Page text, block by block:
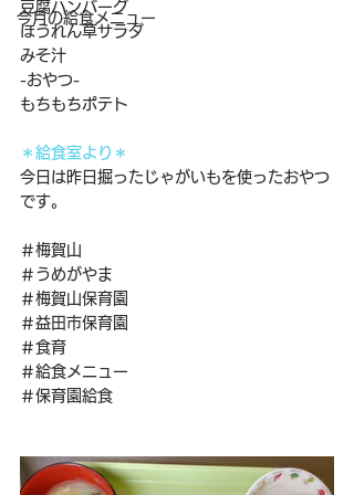
今月の給食メニュー
豆腐ハンバーグ
ほうれん草サラダ
みそ汁
-おやつ-
もちもちポテト
＊給食室より＊
今日は昨日掘ったじゃがいもを使ったおやつ
です。
＃梅賀山
＃うめがやま
＃梅賀山保育園
＃益田市保育園
＃食育
＃給食メニュー
＃保育園給食